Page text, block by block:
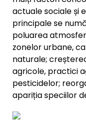
actuale sociale și
principale se
poluarea
zonelor urbane,
naturale;
agricole, practici
pesticidelor;
apariția speciilor